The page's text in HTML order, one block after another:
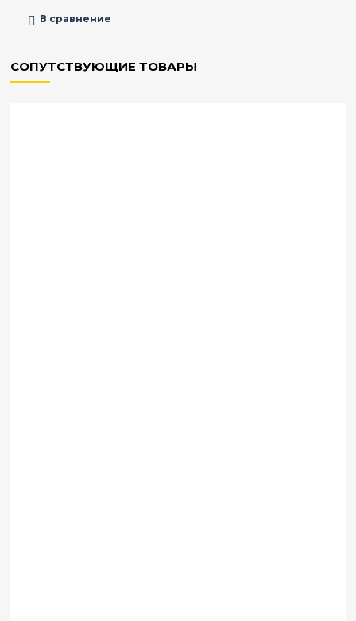
В сравнение
СОПУТСТВУЮЩИЕ ТОВАРЫ